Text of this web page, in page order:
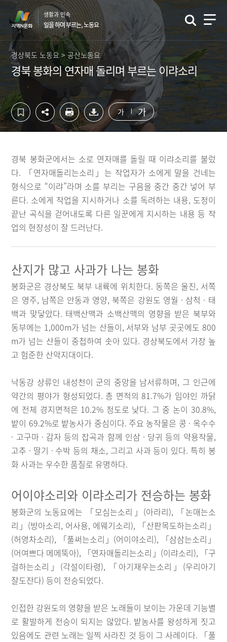
영
기
역
생활과 민속
일을 하며 부르는, 노동요
경상북도 노동요 > 공산노동요
경북 봉화의 연자매 돌리며 부르는 이랴소리
가 가
경북 봉화군에서는 소로 연자매를 돌릴 때 이랴소리를 불렀
다. 「연자매돌리는소리」는 작업자가 소에게 말을 건네는
형식으로 “이랴”라며 소를 부리는 구음을 중간 중간 넣어 부
른다. 소에게 작업을 지시하거나 소를 독려하는 내용, 도정이
끝난 곡식을 걷어내도록 다른 일꾼에게 지시하는 내용 등 작
업의 현장성이 잘 드러난다.
산지가 많고 사과가 나는 봉화
봉화군은 경상북도 북부 내륙에 위치한다. 동쪽은 울진, 서쪽
은 영주, 남쪽은 안동과 영양, 북쪽은 강원도 영월 · 삼척 · 태
백과 맞닿았다. 태백산맥과 소백산맥의 영향을 받은 북부와
동부에는 1,000m가 넘는 산들이, 서부와 남부 곳곳에도 800
m가 넘는 산들이 중첩하여 솟아 있다. 경상북도에서 가장 높
고 험준한 산악지대이다.
낙동강 상류인 내성천이 군의 중앙을 남서류하며, 그 인근에
약간의 평야가 형성되었다. 총 면적의 81.7%가 임야인 까닭
에 전체 경지면적은 10.2% 정도로 낮다. 그 중 논이 30.8%,
밭이 69.2%로 밭농사가 중심이다. 주요 농작물은 콩 · 옥수수
· 고구마 · 감자 등의 잡곡과 함께 인삼 · 당귀 등의 약용작물,
고추 · 딸기 · 수박 등의 채소, 그리고 사과 등이 있다. 특히 봉
화 사과는 우수한 품질로 유명하다.
어이야소리와 이랴소리가 전승하는 봉화
봉화군의 노동요에는 「모심는소리」(아라리), 「논매는소
리」(방아소리, 어사용, 에웨기소리), 「산판목도하는소리」
(허영차소리), 「풀써는소리」(어이야소리), 「삼삼는소리」
(어여쁘다 메메뚝아), 「연자매돌리는소리」(이랴소리), 「구
걸하는소리」(각설이타령), 「아기재우는소리」(우리아기
잘도잔다) 등이 전승되었다.
인접한 강원도의 영향을 받은 노래들이 보이는 가운데 기능별
로 활발하게 전승이 되지는 않았다. 밭농사를 왕성하게 짓고
있음에도 관련 노래는 일찍 사라진 것 등이 그 사례이다. 「풀